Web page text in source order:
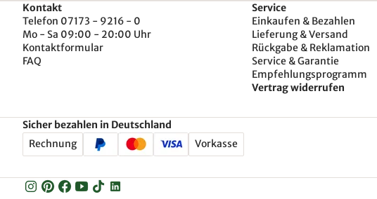
Kontakt
Telefon 07173 - 9216 - 0
Mo - Sa 09:00 - 20:00 Uhr
Kontaktformular
FAQ
Service
Einkaufen & Bezahlen
Lieferung & Versand
Rückgabe & Reklamation
Service & Garantie
Empfehlungsprogramm
Vertrag widerrufen
Sicher bezahlen in Deutschland
Rechnung
Vorkasse